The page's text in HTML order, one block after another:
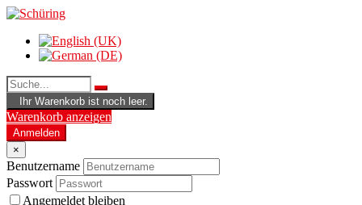
Ihr Warenkorb ist noch leer.
Warenkorb anzeigen
Anmelden
×
Benutzername
Passwort
Angemeldet bleiben